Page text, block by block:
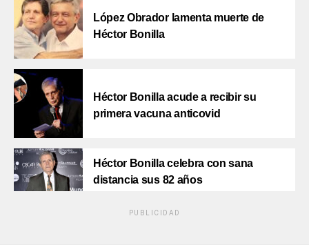
López Obrador lamenta muerte de
Héctor Bonilla
Héctor Bonilla acude a recibir su
primera vacuna anticovid
Héctor Bonilla celebra con sana
distancia sus 82 años
PUBLICIDAD